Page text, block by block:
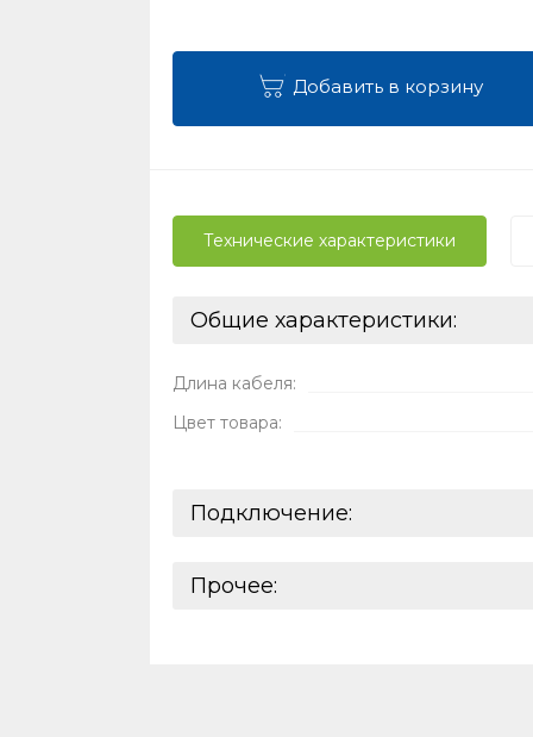
Добавить в корзину
Технические характеристики
Общие характеристики:
Длина кабеля:
Цвет товара:
Подключение:
Разъем:
Прочее: